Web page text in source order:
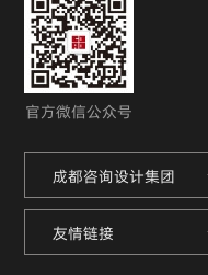
官方微信公众号
成都咨询设计集团
友情链接